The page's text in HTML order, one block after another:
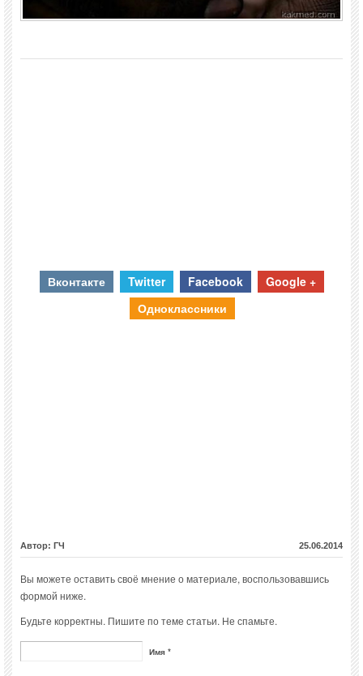
Вконтакте Twitter Facebook
Google +
Одноклассники
Автор: ГЧ 25.06.2014
Вы можете оставить своё мнение о материале, воспользовавшись
формой ниже.
Будьте корректны. Пишите по теме статьи. Не спамьте.
Имя *